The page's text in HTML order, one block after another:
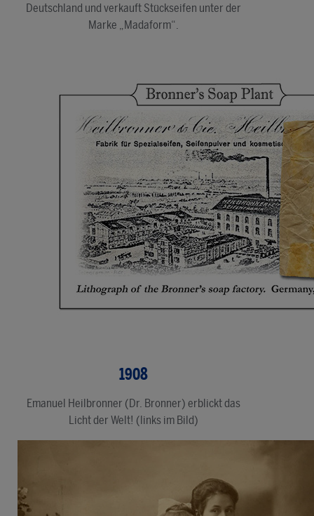
Deutschland und verkauft Stückseifen unter der
Marke „Madaform“.
1908
Emanuel Heilbronner (Dr. Bronner) erblickt das
Licht der Welt! (links im Bild)